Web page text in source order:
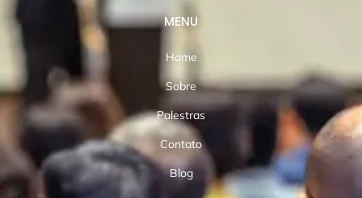
MENU
Home
Sobre
Palestras
Contato
Blog